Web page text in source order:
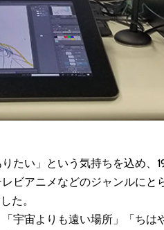
たい」という気持ちを込め、
ビアニメなどのジャンルにと
た。
宇宙よりも遠い場所」「ちは